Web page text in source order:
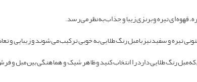
قهوه‌ای تیره و برنزی زیبا و جذاب به نظر می‌رسد.
تیره و سفید نیز با مبل رنگ طلایی به خوبی ترکیب می‌شوند و زیبایی و
مبل رنگ طلایی دارد را انتخاب کنید و ظاهر شیک و هماهنگی بین مبل و فرش